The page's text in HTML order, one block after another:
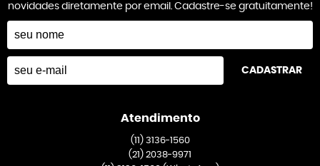
novidades diretamente por email. Cadastre-se gratuitamente!
CADASTRAR
Atendimento
(11)3136-1560
(21) 2038-9971